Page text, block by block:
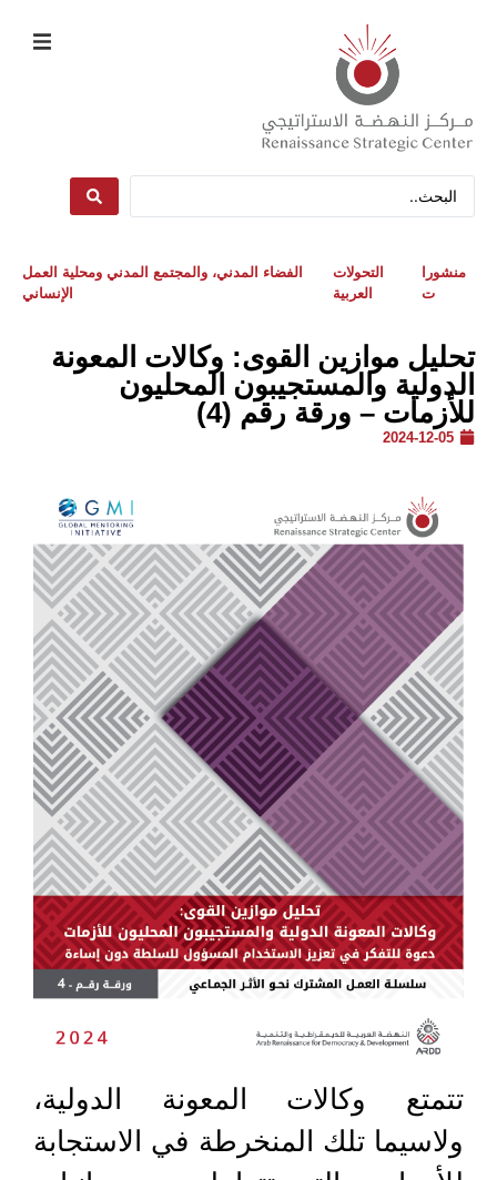
منشورا
ت
التحولات
العربية
الفضاء المدني، والمجتمع المدني ومحلية العمل
الإنساني
تحليل موازين القوى: وكالات المعونة
الدولية والمستجيبون المحليون
للأزمات – ورقة رقم (4)
2024-12-05
تتمتع وكالات المعونة الدولية،
ولاسيما تلك المنخرطة في الاستجابة